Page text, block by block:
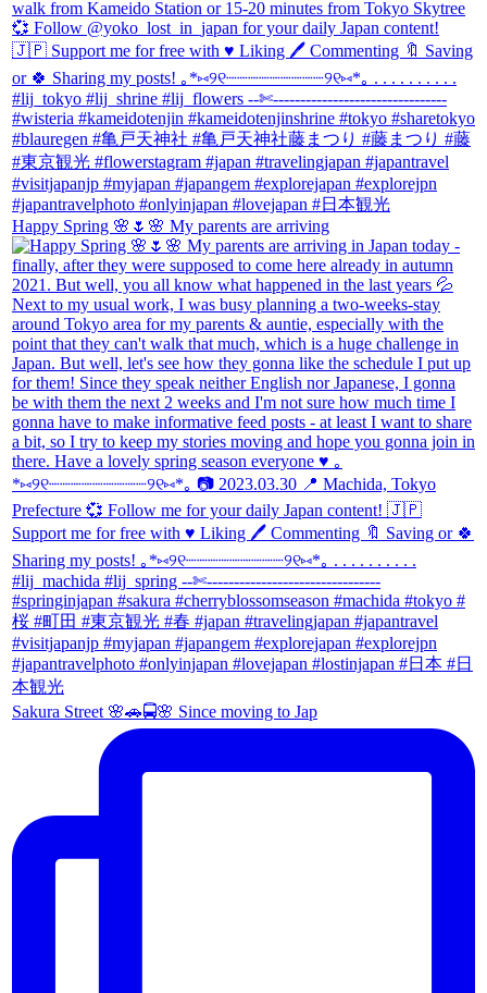
Happy Spring 🌸🌷🌸 My parents are arriving
Sakura Street 🌸🚗🚍🌸 Since moving to Jap